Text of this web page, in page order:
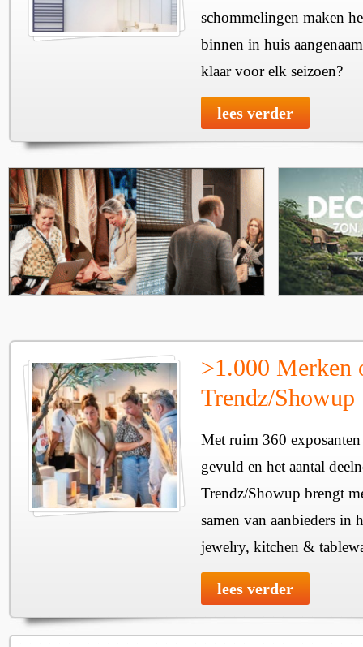
schommelingen maken
binnen in huis
klaar voor elk seizoen?
lees verder
>1.000 Merken
Trendz/Showup
Met ruim 360
gevuld en het aantal
Trendz/Showup brengt
samen van aanbieders in
jewelry, kitchen &
lees verder